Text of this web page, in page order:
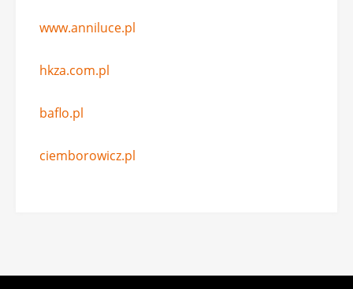
www.anniluce.pl
hkza.com.pl
baflo.pl
ciemborowicz.pl